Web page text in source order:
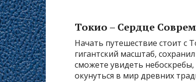
Токио – Сердце
Начать путешествие стоит с
гигантский масштаб,
сможете увидеть
окунуться в мир древних